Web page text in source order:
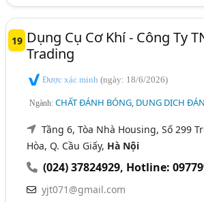
19 Dụng Cụ Cơ Khí - Công Ty
Trading
Được xác minh(ngày: 18/6/2026)
Ngành:CHẤT ĐÁNH BÓNG, DUNG DỊCH
Tầng 6, Tòa Nhà Housing, Số 299
Hòa, Q. Cầu Giấy, Hà Nội
(024) 37824929, Hotline:
yjt071@gmail.com